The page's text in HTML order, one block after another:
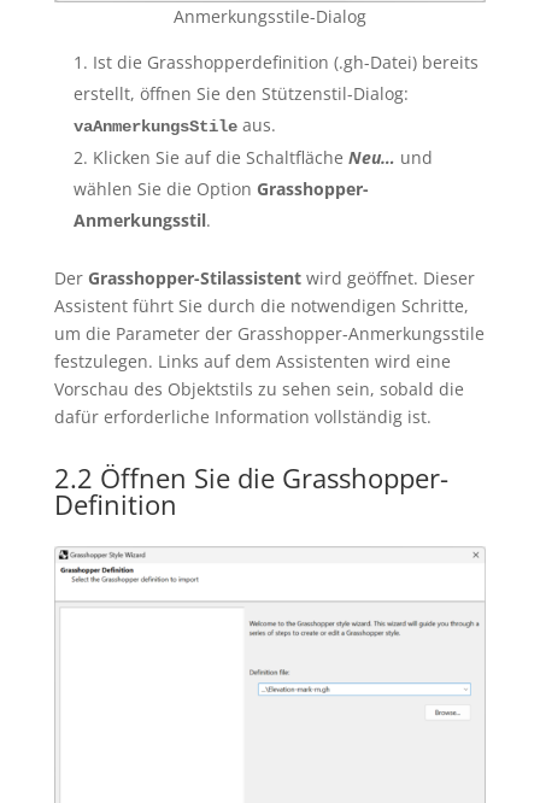
Anmerkungsstile-Dialog
Ist die Grasshopperdefinition (.gh-Datei) bereits
erstellt, öffnen Sie den Stützenstil-Dialog:
vaAnmerkungsStileaus.
Klicken Sie auf die Schaltfläche Neu… und
wählen Sie die Option Grasshopper-
Anmerkungsstil.
Der Grasshopper-Stilassistent wird geöffnet. Dieser
Assistent führt Sie durch die notwendigen Schritte,
um die Parameter der Grasshopper-Anmerkungsstile
festzulegen. Links auf dem Assistenten wird eine
Vorschau des Objektstils zu sehen sein, sobald die
dafür erforderliche Information vollständig ist.
2.2 Öffnen Sie die Grasshopper-
Definition